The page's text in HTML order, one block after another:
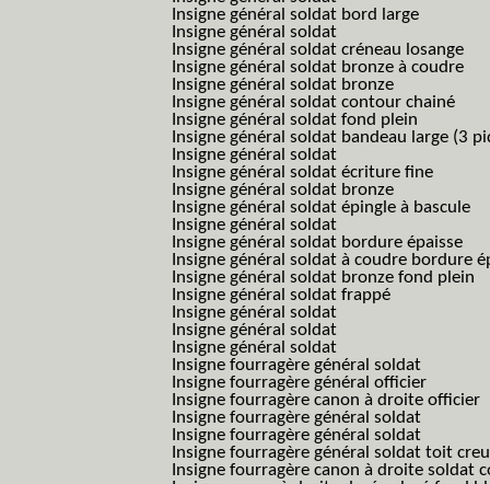
Insigne général soldat bord large
Insigne général soldat
Insigne général soldat créneau losange
Insigne général soldat bronze à coudre
Insigne général soldat bronze
Insigne général soldat contour chainé
Insigne général soldat fond plein
Insigne général soldat bandeau large (3
Insigne général soldat
Insigne général soldat écriture fine
Insigne général soldat bronze
Insigne général soldat épingle à bascule
Insigne général soldat
Insigne général soldat bordure épaisse
Insigne général soldat à coudre bordure
Insigne général soldat bronze fond plein
Insigne général soldat frappé
Insigne général soldat
Insigne général soldat
Insigne général soldat
Insigne fourragère général soldat
Insigne fourragère général officier
Insigne fourragère canon à droite officier
Insigne fourragère général soldat
Insigne fourragère général soldat
Insigne fourragère général soldat toit
Insigne fourragère canon à droite soldat